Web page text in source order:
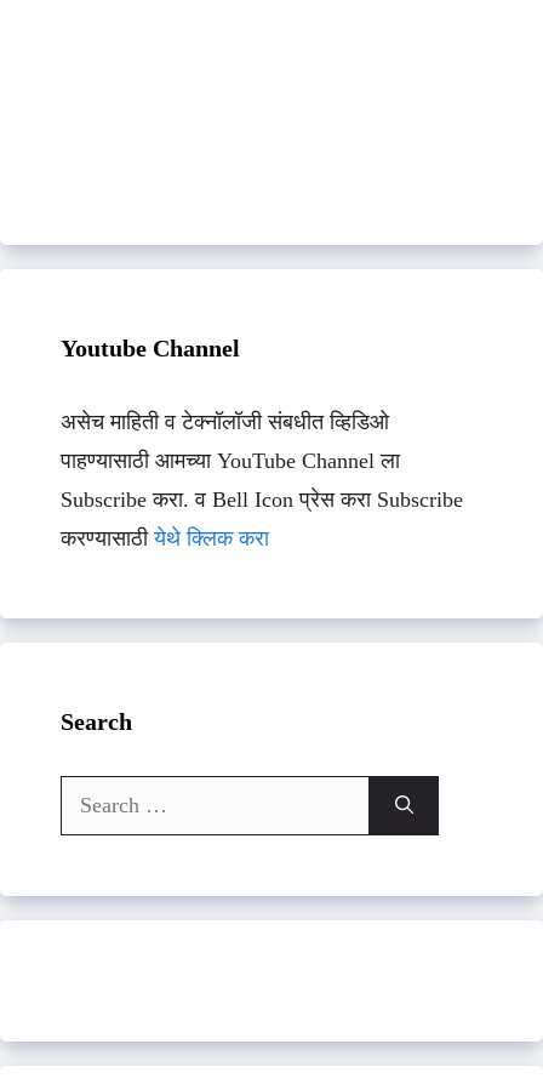
Youtube Channel
असेच माहिती व टेक्नॉलॉजी संबधीत व्हिडिओ
पाहण्यासाठी आमच्या YouTube Channel ला
Subscribe करा. व Bell Icon प्रेस करा Subscribe
करण्यासाठीयेथे क्लिक करा
Search
Search
for: